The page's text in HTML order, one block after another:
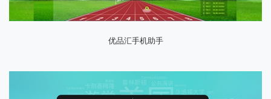
优品汇手机助手